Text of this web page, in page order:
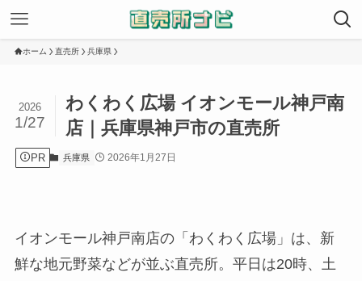
ホーム 直売所 兵庫県
わくわく広場 イオンモール神戸南
店｜兵庫県神戸市の直売所
2026
1/27
PR 兵庫県 2026年1月27日
イオンモール神戸南店の「わくわく広場」は、新
鮮な地元野菜などが並ぶ直売所。平日は20時、土